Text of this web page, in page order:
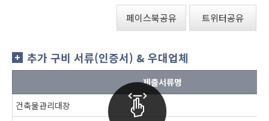
페이스북공유 트위터공유
추가 구비 서류(인증서) & 우대업체
제출서류명
건축물관리대장